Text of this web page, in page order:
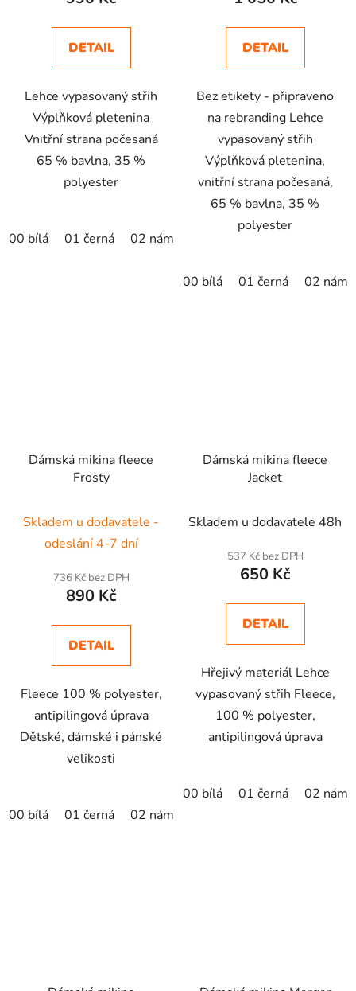
DETAIL
Lehce vypasovaný střih
Výplňková pletenina
Vnitřní strana počesaná
65 % bavlna, 35 %
polyester
00 bílá 01 černá 02 námořní modrá
DETAIL
Bez etikety - připraveno
na rebranding Lehce
vypasovaný střih
Výplňková pletenina,
vnitřní strana počesaná,
65 % bavlna, 35 %
polyester
00 bílá 01 černá 02
Dámská mikina fleece
Frosty
Skladem u dodavatele -
odeslání 4-7 dní
736 Kč bez DPH
890 Kč
DETAIL
Fleece 100 % polyester,
antipilingová úprava
Dětské, dámské i pánské
velikosti
00 bílá 01 černá 02 námořní modrá
Dámská mikina fleece
Jacket
Skladem u dodavatele 48h
537 Kč bez DPH
650 Kč
DETAIL
Hřejivý materiál Lehce
vypasovaný střih Fleece,
100 % polyester,
antipilingová úprava
00 bílá 01 černá 02